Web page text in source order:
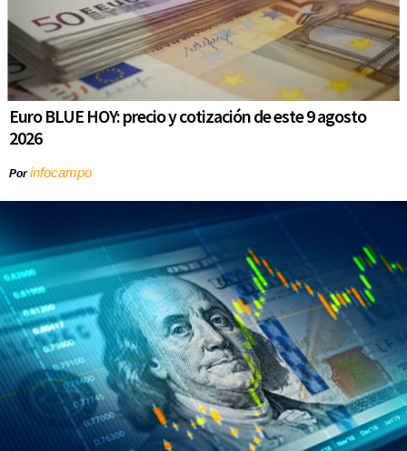
Euro BLUE HOY: precio y cotización de este 9 agosto
2026
Porinfocampo